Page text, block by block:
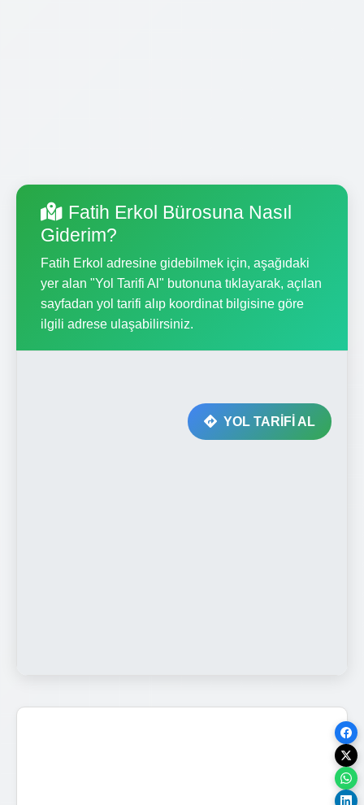
Fatih Erkol Bürosuna Nasıl
Giderim?
Fatih Erkol adresine gidebilmek için, aşağıdaki
yer alan "Yol Tarifi Al" butonuna tıklayarak, açılan
sayfadan yol tarifi alıp koordinat bilgisine göre
ilgili adrese ulaşabilirsiniz.
YOL TARİFİ AL